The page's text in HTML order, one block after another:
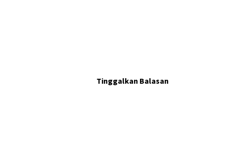
Tinggalkan Balasan